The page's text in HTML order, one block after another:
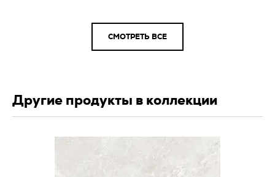
СМОТРЕТЬ ВСЕ
Другие продукты в коллекции